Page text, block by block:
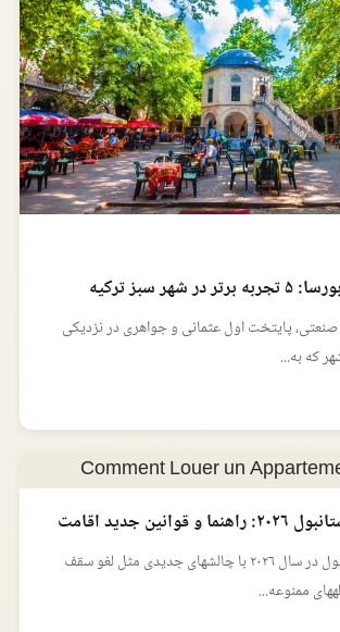
سبز ترکیه
پایتخت اول عثمانی و جواهری در نزدیکی
که به...
جدید اقامت
یافتن خانه در استانبول در سال ۲۰۲۶ با چالشهای جدیدی مثل لغو سقف
ممنوعه...